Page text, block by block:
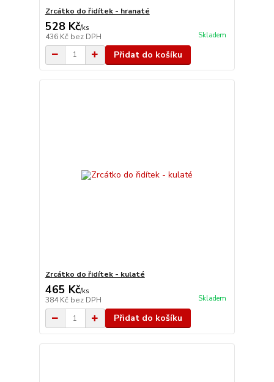
Zrcátko do řidítek - hranaté
528 Kč/ks
436 Kč bez DPH Skladem
Přidat do košíku
Zrcátko do řidítek - kulaté
465 Kč/ks
384 Kč bez DPH Skladem
Přidat do košíku